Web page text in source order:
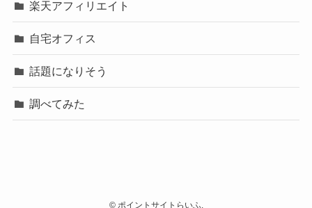
楽天アフィリエイト
自宅オフィス
話題になりそう
調べてみた
©ポイントサイトらいふ.